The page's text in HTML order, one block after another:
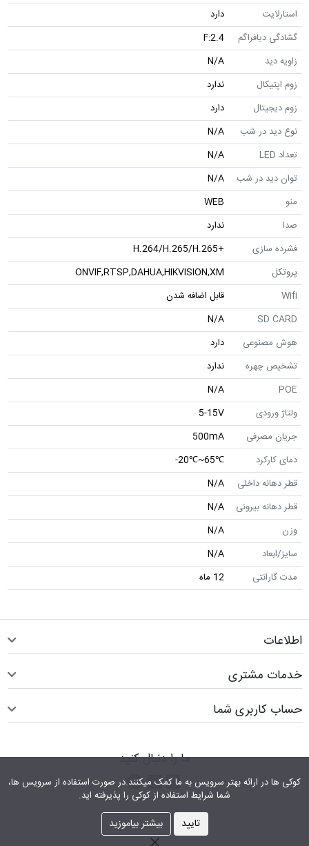
کوکی ها در ارائه بهتر سرویس‎ به ما کمک می‎کنند.در صورت استفاده از سرویس ها،
شما شرایط استفاده از کوکی را پذیرفته اید.
تایید بیشتر بیاموزید
استارلایت
دارد
گشادگی دیافراگم
F:2.4
زاویه دید
N/A
زوم اپتیکال
ندارد
زوم دیجیتال
دارد
نوع دید در شب
N/A
تعداد LED
N/A
توان دید در شب
N/A
منو
WEB
صدا
ندارد
فشرده سازی
+H.264/H.265/H.265
پروتکل
ONVIF,RTSP,DAHUA,HIKVISION,XM
Wifi
قابل اضافه شدن
SD CARD
N/A
هوش مصنوعی
دارد
تشخیص چهره
ندارد
POE
N/A
ولتاژ ورودی
5-15V
جریان مصرفی
500mA
دمای کارکرد
℃65~℃20-
قطر دهانه داخلی
N/A
قطر دهانه بیرونی
N/A
وزن
N/A
سایز/ابعاد
N/A
مدت گارانتی
12 ماه
اطلاعات
خدمات مشتری
حساب کاربری شما
ما را دنبال کنید
اینستاگرام
پیام رسان واتس اپ
کانال تلگرام